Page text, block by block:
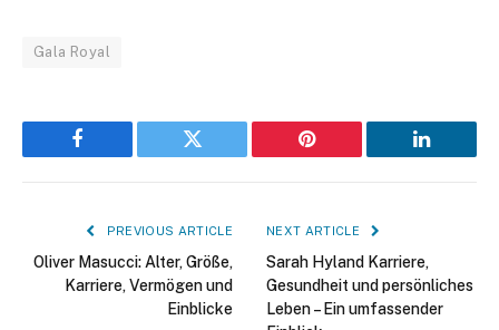
Gala Royal
Facebook Twitter Pinterest LinkedIn
PREVIOUS ARTICLE
Oliver Masucci: Alter, Größe,
Karriere, Vermögen und
Einblicke
NEXT ARTICLE
Sarah Hyland Karriere,
Gesundheit und persönliches
Leben – Ein umfassender